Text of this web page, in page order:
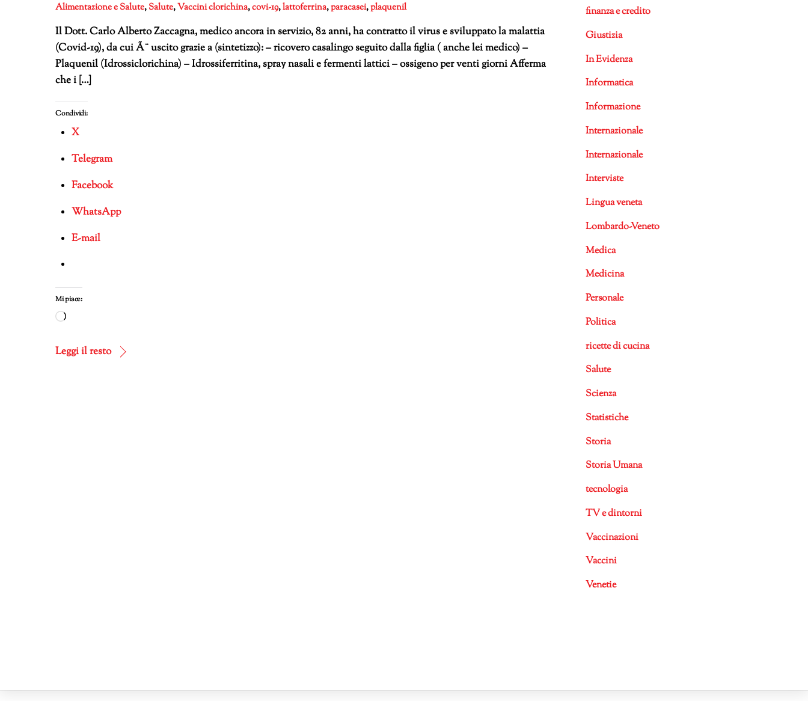
Alimentazione e Salute,Salute,Vacciniclorichina,covi-19,lattoferrina,paracasei,plaquenil
Il Dott. Carlo Alberto Zaccagna, medico ancora in servizio, 82 anni, ha contratto il virus e sviluppato la malattia
(Covid-19), da cui Ã¨ uscito grazie a (sintetizzo): – ricovero casalingo seguito dalla figlia ( anche lei medico) –
Plaquenil (Idrossiclorichina) – Idrossiferritina, spray nasali e fermenti lattici – ossigeno per venti giorni Afferma
che i […]
Condividi:
X
Telegram
Facebook
WhatsApp
E-mail
Mi piace:
Caricamento
corso…
Leggi il resto
finanza e credito
Giustizia
In Evidenza
Informatica
Informazione
Internazionale
Internazionale
Interviste
Lingua veneta
Lombardo-Veneto
Medica
Medicina
Personale
Politica
ricette di cucina
Salute
Scienza
Statistiche
Storia
Storia Umana
tecnologia
TV e dintorni
Vaccinazioni
Vaccini
Venetie